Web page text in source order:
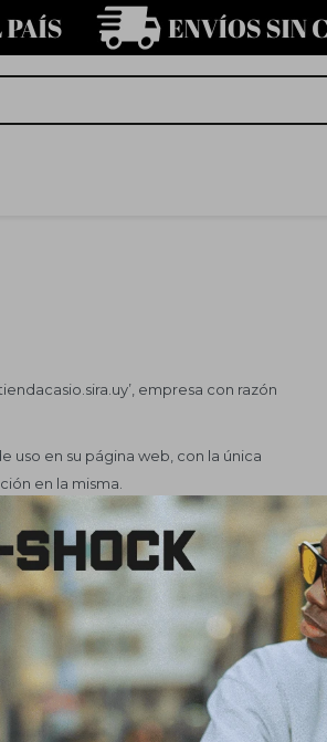
empresa con razón
uso en su página web, con la única
en la misma.
verificar que sus datos sean
La utilización de la información
de relojes Casio en Uruguay por lo que